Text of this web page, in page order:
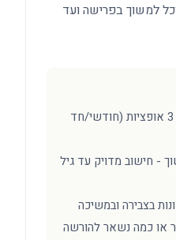
למשוך בפרישה ועד
טאב 1: כמה להפקיד - 3 אופציות (חודשי/חד
- חישוב מדויק עד גיל
בצבירה ובמשיכה
או כמה נשאר להורשה